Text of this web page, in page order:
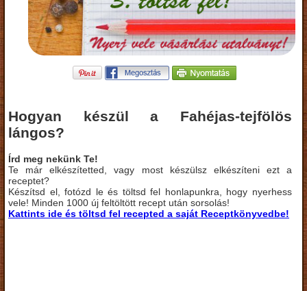
Hogyan készül a Fahéjas-tejfölös
lángos?
Írd meg nekünk Te!
Te már elkészítetted, vagy most készülsz elkészíteni ezt a
receptet?
Készítsd el, fotózd le és töltsd fel honlapunkra, hogy nyerhess
vele! Minden 1000 új feltöltött recept után sorsolás!
Kattints ide és töltsd fel recepted a saját Receptkönyvedbe!